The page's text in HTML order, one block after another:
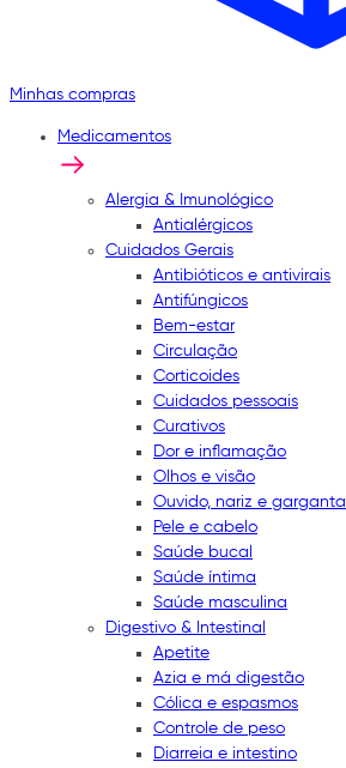
Minhas compras
Medicamentos
Alergia & Imunológico
Antialérgicos
Cuidados Gerais
Antibióticos e antivirais
Antifúngicos
Bem-estar
Circulação
Corticoides
Cuidados pessoais
Curativos
Dor e inflamação
Olhos e visão
Ouvido, nariz e garganta
Pele e cabelo
Saúde bucal
Saúde íntima
Saúde masculina
Digestivo & Intestinal
Apetite
Azia e má digestão
Cólica e espasmos
Controle de peso
Diarreia e intestino